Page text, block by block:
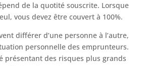
de la quotité souscrite. Lorsque
vous devez être couvert à 100%.
différer d’une personne à l’autre,
personnelle des emprunteurs.
présentant des risques plus grands